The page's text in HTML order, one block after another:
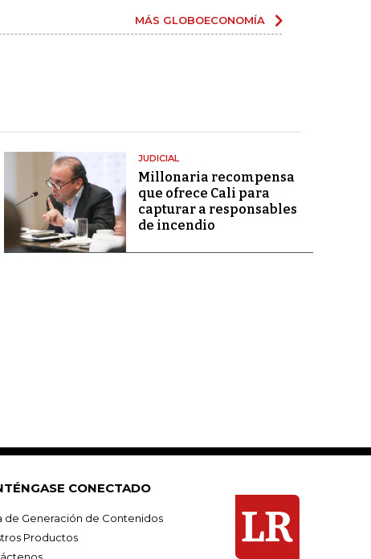
MÁS GLOBOECONOMÍA
JUDICIAL
Millonaria recompensa
que ofrece Cali para
capturar a responsables
de incendio
CONECTADO
de Generación de Contenidos
Productos